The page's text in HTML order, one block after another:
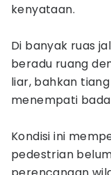
kenyataan.
Di banyak ruas
beradu ruang
liar, bahkan
menempati
Kondisi ini
pedestrian